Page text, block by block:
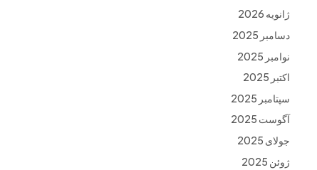
ژانویه 2026
دسامبر 2025
نوامبر 2025
اکتبر 2025
سپتامبر 2025
آگوست 2025
جولای 2025
ژوئن 2025